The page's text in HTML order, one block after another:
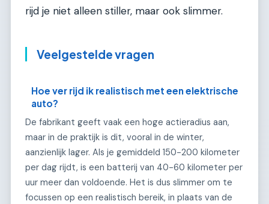
rijd je niet alleen stiller, maar ook slimmer.
Veelgestelde vragen
Hoe ver rijd ik realistisch met een elektrische
auto?
De fabrikant geeft vaak een hoge actieradius aan,
maar in de praktijk is dit, vooral in de winter,
aanzienlijk lager. Als je gemiddeld 150-200 kilometer
per dag rijdt, is een batterij van 40-60 kilometer per
uur meer dan voldoende. Het is dus slimmer om te
focussen op een realistisch bereik, in plaats van de